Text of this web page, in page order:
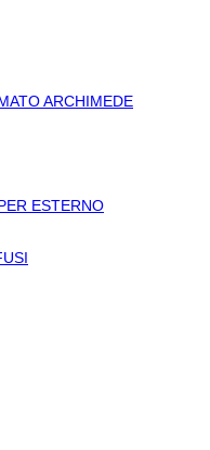
ARCHIMEDE
ESTERNO